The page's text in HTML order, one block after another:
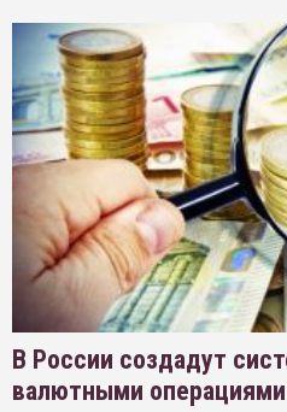
В России создадут
валютными операциями